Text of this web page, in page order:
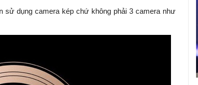
sử dụng camera kép chứ không phải 3 camera như